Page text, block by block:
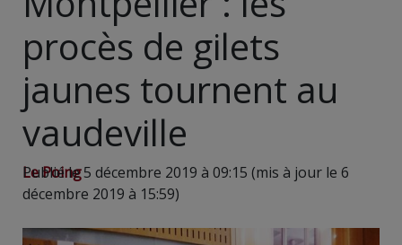
procès de gilets
jaunes tournent au
vaudeville
Le Poing
Publié le 5 décembre 2019 à 09:15 (mis à jour le 6
décembre 2019 à 15:59)